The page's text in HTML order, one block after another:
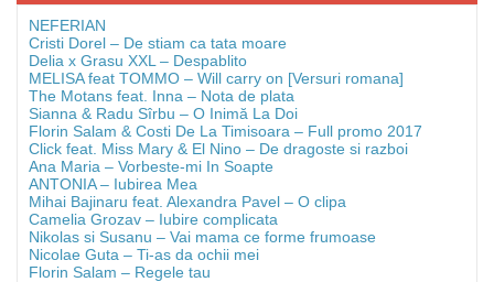
NEFERIAN
Cristi Dorel – De stiam ca tata moare
Delia x Grasu XXL – Despablito
MELISA feat TOMMO – Will carry on [Versuri romana]
The Motans feat. Inna – Nota de plata
Sianna & Radu Sîrbu – O Inimă La Doi
Florin Salam & Costi De La Timisoara – Full promo 2017
Click feat. Miss Mary & El Nino – De dragoste si razboi
Ana Maria – Vorbeste-mi In Soapte
ANTONIA – Iubirea Mea
Mihai Bajinaru feat. Alexandra Pavel – O clipa
Camelia Grozav – Iubire complicata
Nikolas si Susanu – Vai mama ce forme frumoase
Nicolae Guta – Ti-as da ochii mei
Florin Salam – Regele tau